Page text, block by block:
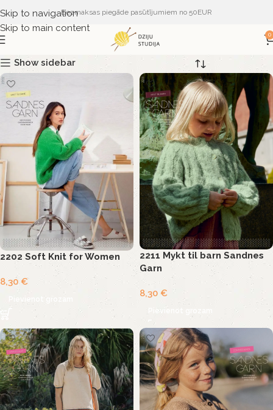
Skip to navigation
Skip to main content
Bezmaksas piegāde pasūtījumiem no 50EUR
0
Show sidebar
2202 Soft Knit for Women
8,30€
Pievienot grozam
2211 Mykt til barn Sandnes
Garn
8,30 €
Pievienot grozam